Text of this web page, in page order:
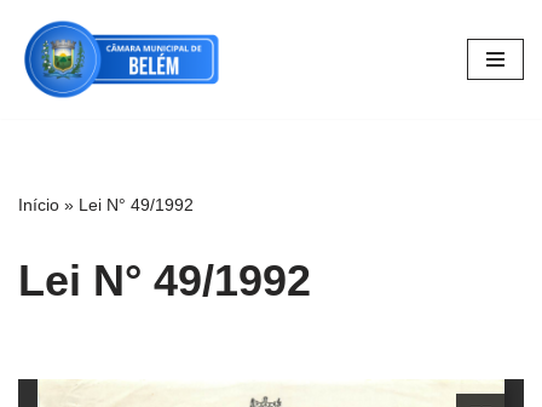
Pular
para
Início » Lei N° 49/1992
Lei N° 49/1992